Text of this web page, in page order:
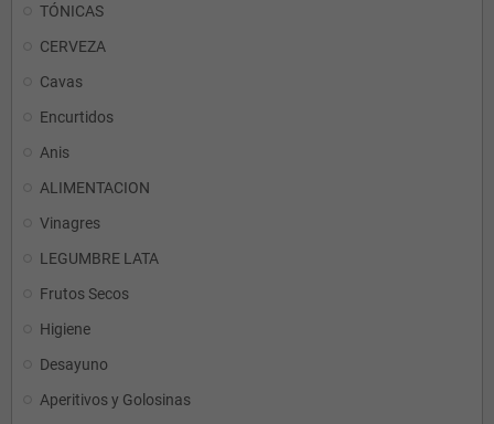
TÓNICAS
CERVEZA
Cavas
Encurtidos
Anis
ALIMENTACION
Vinagres
LEGUMBRE LATA
Frutos Secos
Higiene
Desayuno
Aperitivos y Golosinas